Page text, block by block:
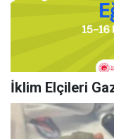
İklim Elçileri